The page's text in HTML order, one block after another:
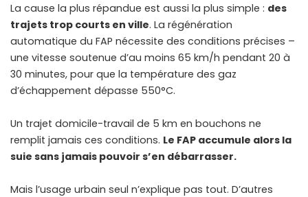
La cause la plus répandue est aussi la plus simple : des
trajets trop courts en ville. La régénération
automatique du FAP nécessite des conditions précises –
une vitesse soutenue d’au moins 65 km/h pendant 20 à
30 minutes, pour que la température des gaz
d’échappement dépasse 550°C.
Un trajet domicile-travail de 5 km en bouchons ne
remplit jamais ces conditions. Le FAP accumule alors la
suie sans jamais pouvoir s’en débarrasser.
Mais l’usage urbain seul n’explique pas tout. D’autres